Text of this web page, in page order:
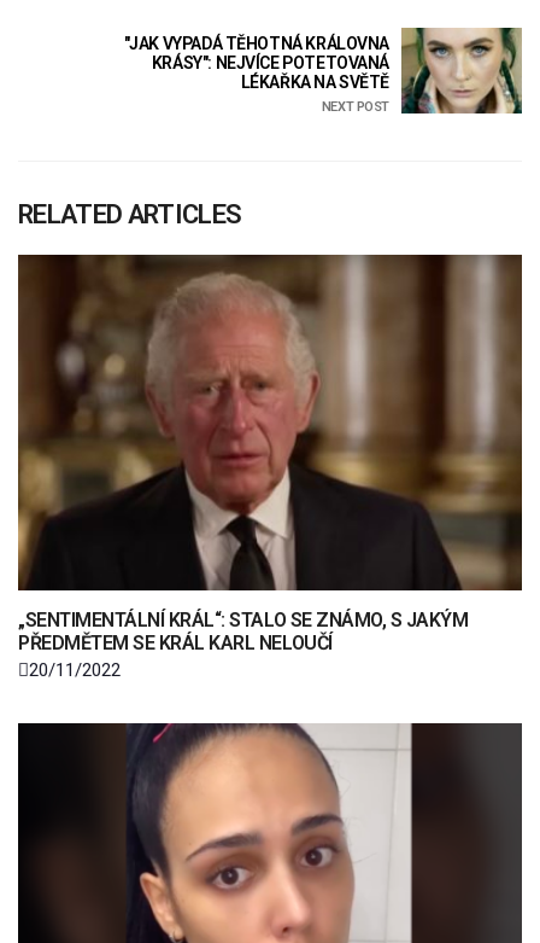
"JAK VYPADÁ TĚHOTNÁ KRÁLOVNA
KRÁSY": NEJVÍCE POTETOVANÁ
LÉKAŘKA NA SVĚTĚ
NEXT POST
RELATED ARTICLES
„SENTIMENTÁLNÍ KRÁL“: STALO SE ZNÁMO, S JAKÝM
PŘEDMĚTEM SE KRÁL KARL NELOUČÍ
20/11/2022